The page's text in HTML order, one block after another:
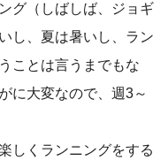
グ（しばしば、ジョギ
し、夏は暑いし、ラン
ことは言うまでもな
に大変なので、週3～
しくランニングをする